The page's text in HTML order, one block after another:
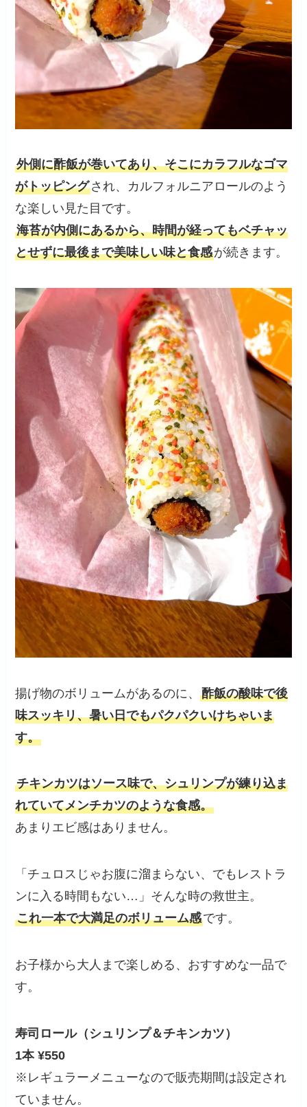
外側に酢飯が巻いてあり、そこにカラフルなゴマ
がトッピングされ、カルフォルニアロールのよう
な楽しい見た目です。
海苔が内側にあるから、時間が経ってもベチャッ
とせずに最後まで美味しい味と食感が続きます。
揚げ物のボリュームがあるのに、酢飯の酸味で後
味スッキリ、暑い日でもパクパクいけちゃいま
す。
チキンカツはソース味で、シュリンプが練り込ま
れていてメンチカツのような食感。
あまりエビ感はありません。
「チュロスじゃお腹に溜まらない、でもレストラ
ンに入る時間もない…」そんな時の救世主。
これ一本で大満足のボリューム感です。
お子様から大人まで楽しめる、おすすめな一品で
す。
寿司ロール（シュリンプ＆チキンカツ）
1本 ¥550
※レギュラーメニューなので販売期間は設定され
ていません。